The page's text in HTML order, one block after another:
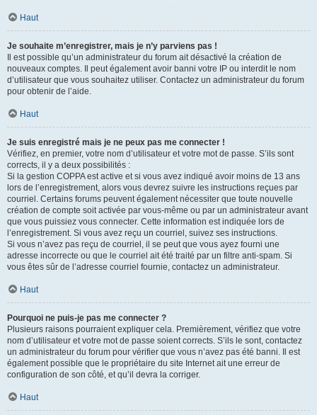
Haut
Je souhaite m’enregistrer, mais je n’y parviens pas !
Il est possible qu’un administrateur du forum ait désactivé la création de
nouveaux comptes. Il peut également avoir banni votre IP ou interdit le nom
d’utilisateur que vous souhaitez utiliser. Contactez un administrateur du forum
pour obtenir de l’aide.
Haut
Je suis enregistré mais je ne peux pas me connecter !
Vérifiez, en premier, votre nom d’utilisateur et votre mot de passe. S’ils sont
corrects, il y a deux possibilités :
Si la gestion COPPA est active et si vous avez indiqué avoir moins de 13 ans
lors de l’enregistrement, alors vous devrez suivre les instructions reçues par
courriel. Certains forums peuvent également nécessiter que toute nouvelle
création de compte soit activée par vous-même ou par un administrateur avant
que vous puissiez vous connecter. Cette information est indiquée lors de
l’enregistrement. Si vous avez reçu un courriel, suivez ses instructions.
Si vous n’avez pas reçu de courriel, il se peut que vous ayez fourni une
adresse incorrecte ou que le courriel ait été traité par un filtre anti-spam. Si
vous êtes sûr de l’adresse courriel fournie, contactez un administrateur.
Haut
Pourquoi ne puis-je pas me connecter ?
Plusieurs raisons pourraient expliquer cela. Premièrement, vérifiez que votre
nom d’utilisateur et votre mot de passe soient corrects. S’ils le sont, contactez
un administrateur du forum pour vérifier que vous n’avez pas été banni. Il est
également possible que le propriétaire du site Internet ait une erreur de
configuration de son côté, et qu’il devra la corriger.
Haut